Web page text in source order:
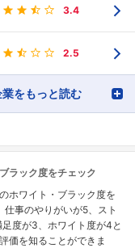
3.4
2.5
をもっと読む
ラック度をチェック
ホワイト・ブラック度を
事のやりがいが5、スト
度が3、ホワイト度が4と
価を知ることができま